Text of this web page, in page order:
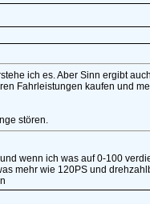
ich es. Aber Sinn ergibt
Fahrleistungen kaufen und
stören.
wenn ich was auf 0-100
mehr wie 120PS und